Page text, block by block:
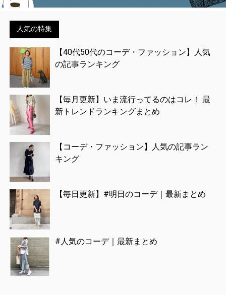
人気の特集
【40代50代のコーデ・ファッション】人気
の記事ランキング
【毎月更新】いま流行ってるのはコレ！ 最
新トレンドランキングまとめ
【コーデ・ファッション】人気の記事ラン
キング
【毎日更新】#明日のコーデ｜最新まとめ
#人気のコーデ｜最新まとめ